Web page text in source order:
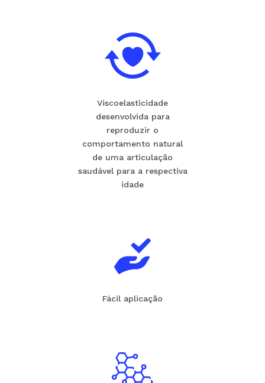
Viscoelasticidade
desenvolvida para
reproduzir o
comportamento natural
de uma articulação
saudável para a respectiva
idade
Fácil aplicação